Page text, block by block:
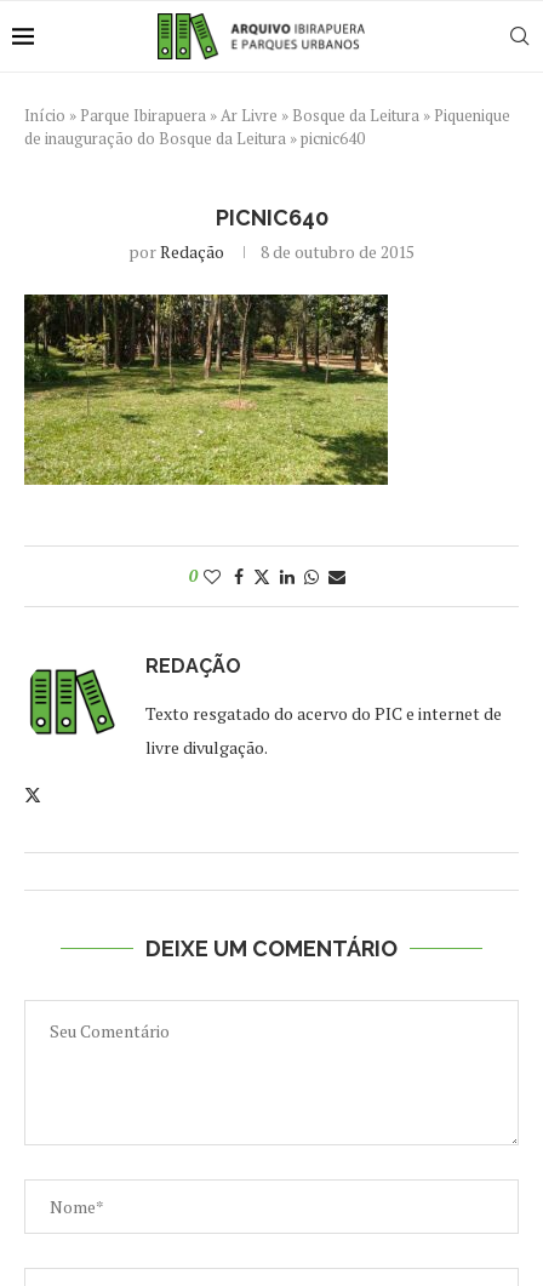
Início » Parque Ibirapuera »Ar Livre » Bosque da Leitura » Piquenique
de inauguração do Bosque da Leitura »picnic640
PICNIC640
porRedação 8 de outubro de 2015
0
REDAÇÃO
Texto resgatado do acervo do PIC e internet de
livre divulgação.
DEIXE UM COMENTÁRIO